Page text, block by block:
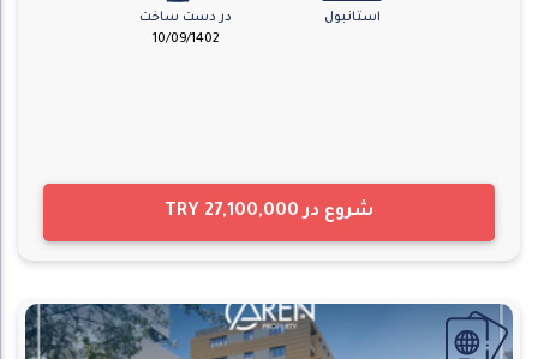
استانبول
در دست ساخت
10/09/1402
شروع در TRY 27,100,000